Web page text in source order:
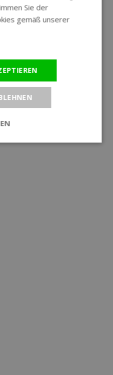
Sie der
gemäß unserer